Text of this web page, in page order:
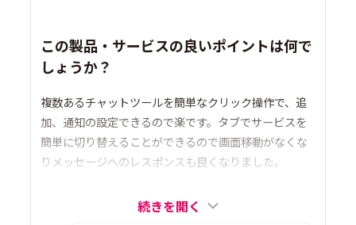
この製品・サービスの良いポイントは何で
しょうか？
複数あるチャットツールを簡単なクリック操作で、追
加、通知の設定できるので楽です。タブでサービスを
簡単に切り替えることができるので画面移動がなくな
りメッセージへのレスポンスも良くなりました。
続きを開く